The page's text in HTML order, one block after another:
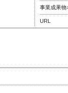
事業成果物
URL